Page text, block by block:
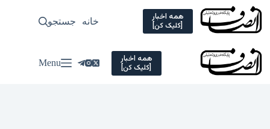
Skip
content
همه اخبار
[کلیک کن] خانه سیاسی
جستجو
همه اخبار
[کلیک کن] Menu